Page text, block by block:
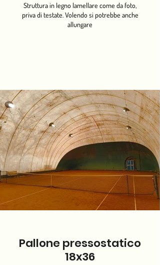
Struttura in legno lamellare come da foto,
priva di testate. Volendo si potrebbe anche
allungare
Pallone pressostatico
18x36